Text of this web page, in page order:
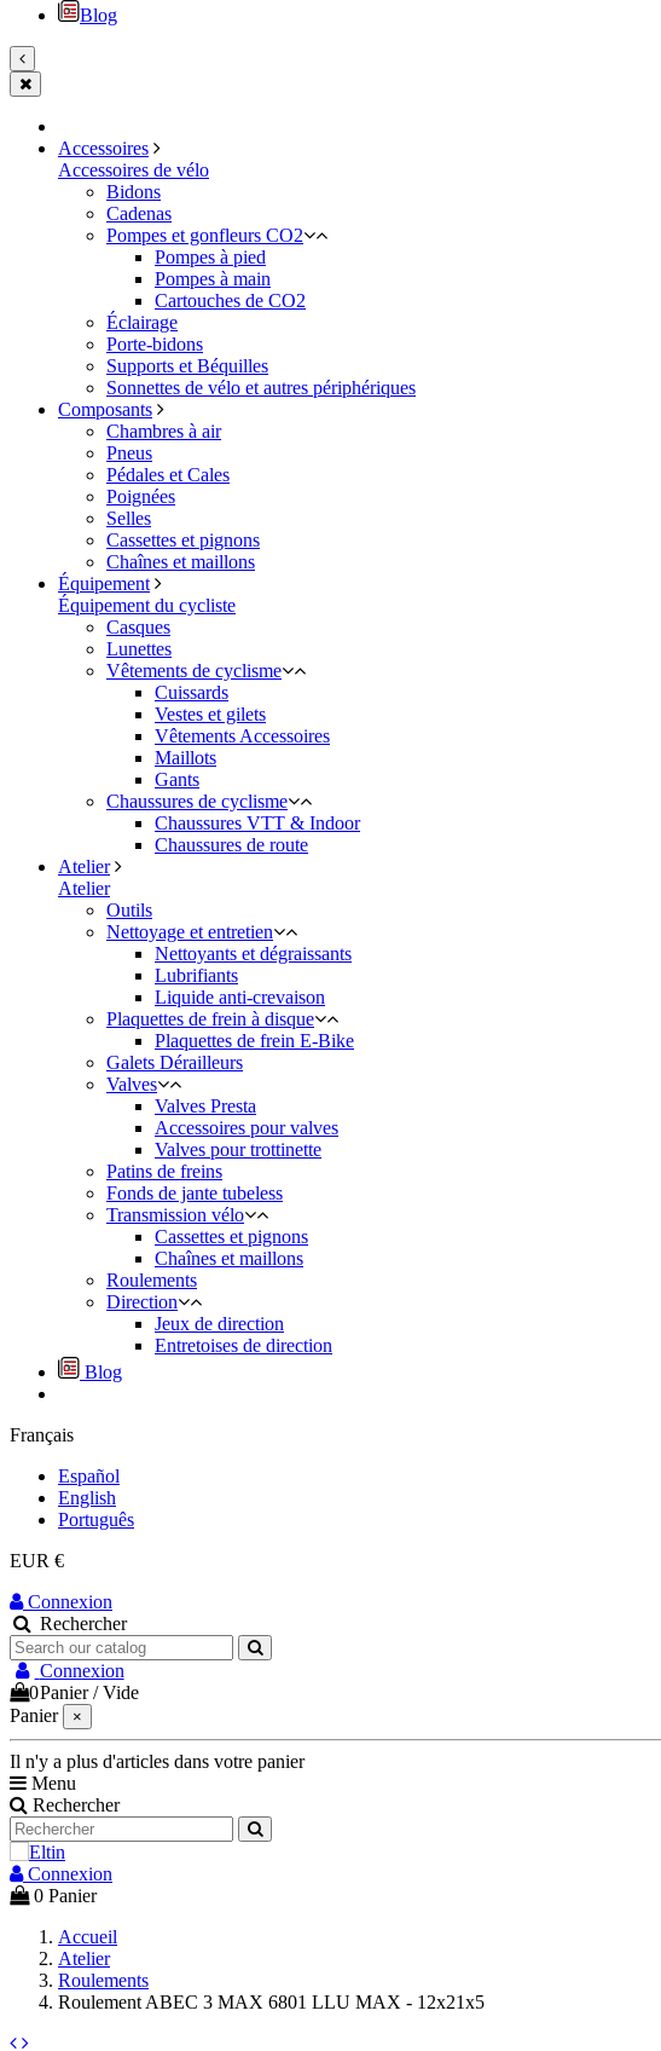
Blog
Accessoires
Accessoires de vélo
Bidons
Cadenas
Pompes et gonfleurs CO2
Pompes à pied
Pompes à main
Cartouches de CO2
Éclairage
Porte-bidons
Supports et Béquilles
Sonnettes de vélo et autres périphériques
Composants
Chambres à air
Pneus
Pédales et Cales
Poignées
Selles
Cassettes et pignons
Chaînes et maillons
Équipement
Équipement du cycliste
Casques
Lunettes
Vêtements de cyclisme
Cuissards
Vestes et gilets
Vêtements Accessoires
Maillots
Gants
Chaussures de cyclisme
Chaussures VTT & Indoor
Chaussures de route
Atelier
Atelier
Outils
Nettoyage et entretien
Nettoyants et dégraissants
Lubrifiants
Liquide anti-crevaison
Plaquettes de frein à disque
Plaquettes de frein E-Bike
Galets Dérailleurs
Valves
Valves Presta
Accessoires pour valves
Valves pour trottinette
Patins de freins
Fonds de jante tubeless
Transmission vélo
Cassettes et pignons
Chaînes et maillons
Roulements
Direction
Jeux de direction
Entretoises de direction
Blog
Français
Español
English
Português
EUR €
Connexion
Rechercher
Connexion
0Panier /Vide
Panier
×
Il n'y a plus d'articles dans votre panier
Menu
Rechercher
Connexion
0 Panier
Accueil
Atelier
Roulements
Roulement ABEC 3 MAX 6801 LLU MAX - 12x21x5